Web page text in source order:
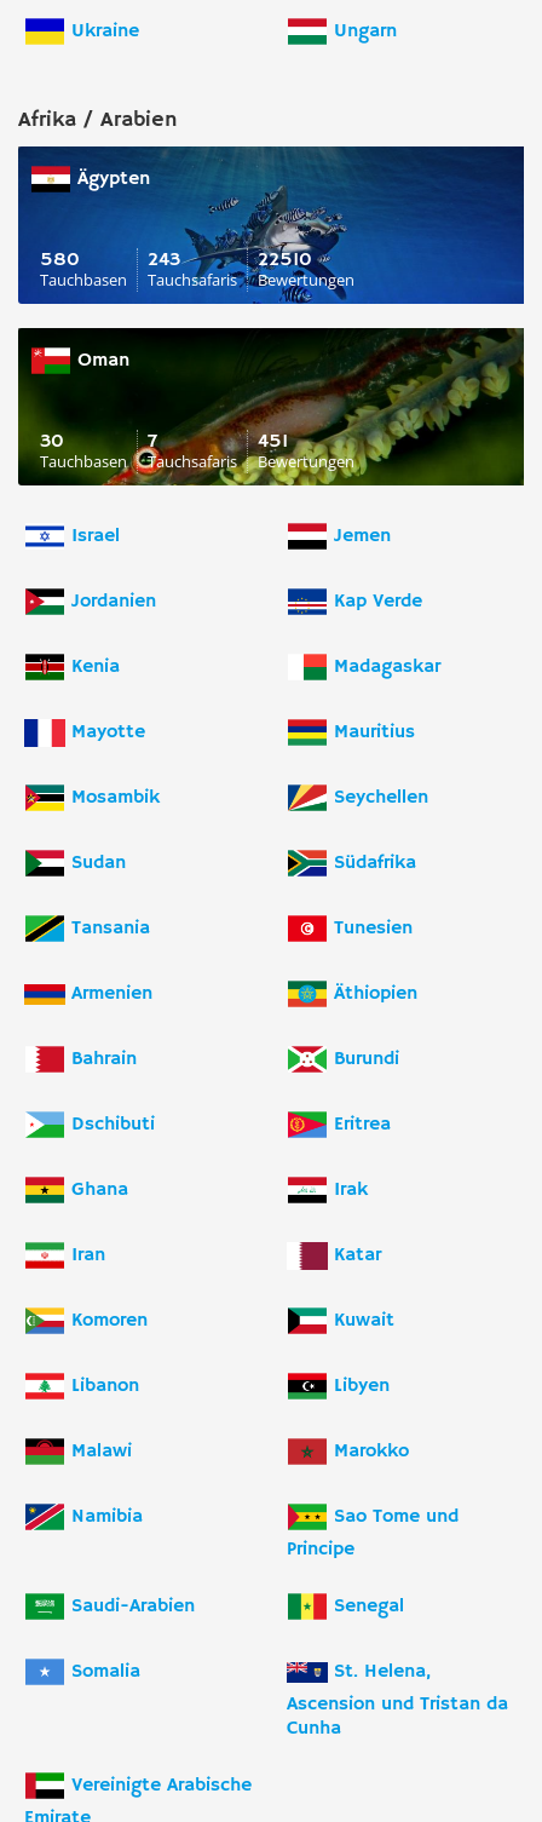
Ukraine Ungarn
Afrika / Arabien
Ägypten
580
Tauchbasen
243
Tauchsafaris
22510
Bewertungen
Oman
30
Tauchbasen
7
Tauchsafaris
451
Bewertungen
Israel Jemen
Jordanien Kap Verde
Kenia Madagaskar
Mayotte Mauritius
Mosambik Seychellen
Sudan Südafrika
Tansania Tunesien
Armenien Äthiopien
Bahrain Burundi
Dschibuti Eritrea
Ghana Irak
Iran Katar
Komoren Kuwait
Libanon Libyen
Malawi Marokko
Namibia
Sao Tome und
Principe
Saudi-Arabien Senegal
Somalia
St. Helena,
Ascension und Tristan da
Cunha
Vereinigte Arabische